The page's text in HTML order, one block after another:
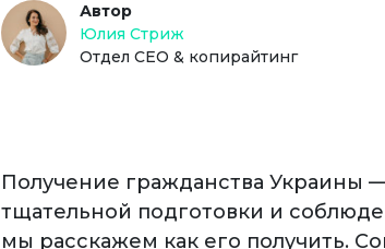
Автор
Юлия Стриж
Отдел СЕО & копирайтинг
Получение гражданства Украины
тщательной подготовки и
мы расскажем как его получить.